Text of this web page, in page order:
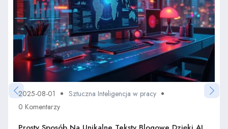
2025-08-01
Sztuczna Inteligencja w pracy
0 Komentarzy